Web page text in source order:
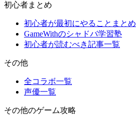
初心者まとめ
初心者が最初にやることまとめ
GameWithのシャドバ学習塾
初心者が読むべき記事一覧
その他
全コラボ一覧
声優一覧
その他のゲーム攻略